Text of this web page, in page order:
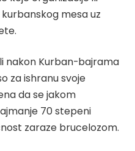
mesa uz
nakon Kurban-bajrama
za ishranu svoje
da se jakom
70 stepeni
zaraze brucelozom.